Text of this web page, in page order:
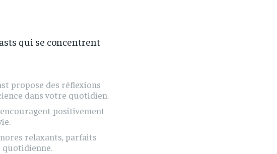
qui se concentrent
propose des réflexions
dans votre quotidien.
positivement
relaxants, parfaits
quotidienne.